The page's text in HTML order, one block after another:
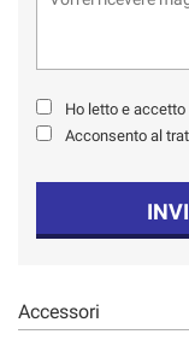
Ho letto e accetto
Acconsento al
Accessori
Cookie per
Cookie di
la